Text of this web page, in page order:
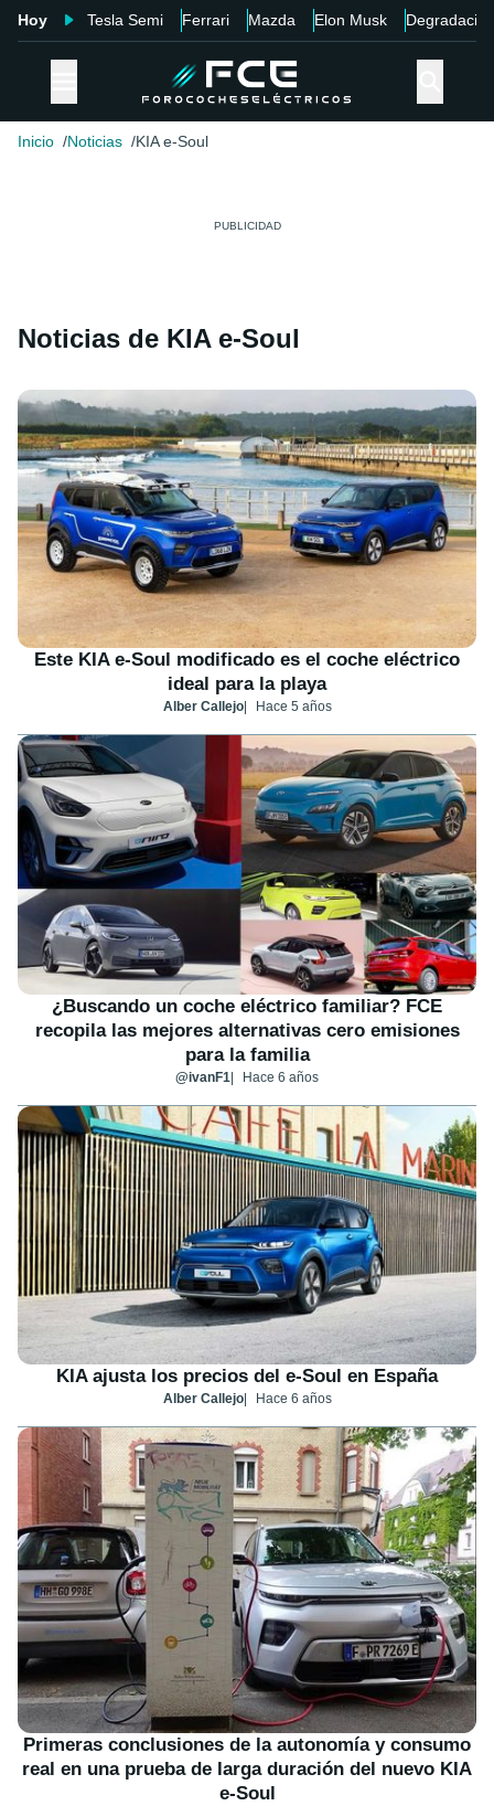
Hoy Tesla Semi Ferrari Mazda Elon Musk Degradación
Inicio Noticias KIA e-Soul
Noticias de KIA e-Soul
Este KIA e-Soul modificado es el coche eléctrico
ideal para la playa
Alber Callejo Hace 5 años
¿Buscando un coche eléctrico familiar? FCE
recopila las mejores alternativas cero emisiones
para la familia
@ivanF1 Hace 6 años
KIA ajusta los precios del e-Soul en España
Alber Callejo Hace 6 años
Primeras conclusiones de la autonomía y consumo
real en una prueba de larga duración del nuevo KIA
e-Soul